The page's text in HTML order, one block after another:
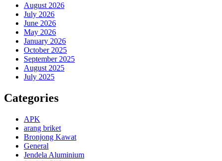
August 2026
July 2026
June 2026
May 2026
January 2026
October 2025
September 2025
August 2025
July 2025
Categories
APK
arang briket
Bronjong Kawat
General
Jendela Aluminium